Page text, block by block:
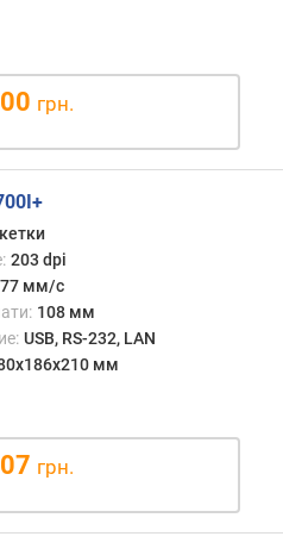
грн.
203 dpi
мм/с
108 мм
USB, RS-232, LAN
мм
грн.